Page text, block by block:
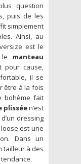
question
puis de les
simplement
Ainsi, au
est le
le manteau
pour cause,
il se
être à la fois
bohème fait
plisséen’est
dressing
est une
Dans un
tailleur à des